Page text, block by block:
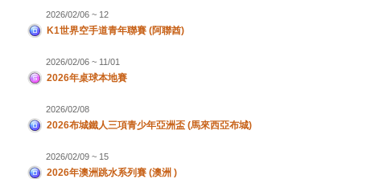
2026/02/06 ~ 12
K1世界空手道青年聯賽 (阿聯酋)
2026/02/06 ~ 11/01
2026年桌球本地賽
2026/02/08
2026布城鐵人三項青少年亞洲盃 (馬來西亞布城)
2026/02/09 ~ 15
2026年澳洲跳水系列賽 (澳洲 )